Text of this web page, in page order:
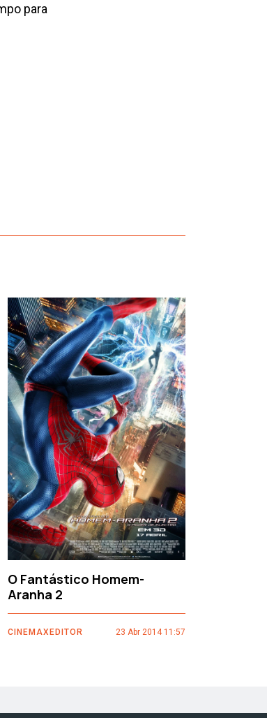
para
O Fantástico Homem-
Aranha 2
CINEMAXEDITOR 23 Abr 2014 11:57
›